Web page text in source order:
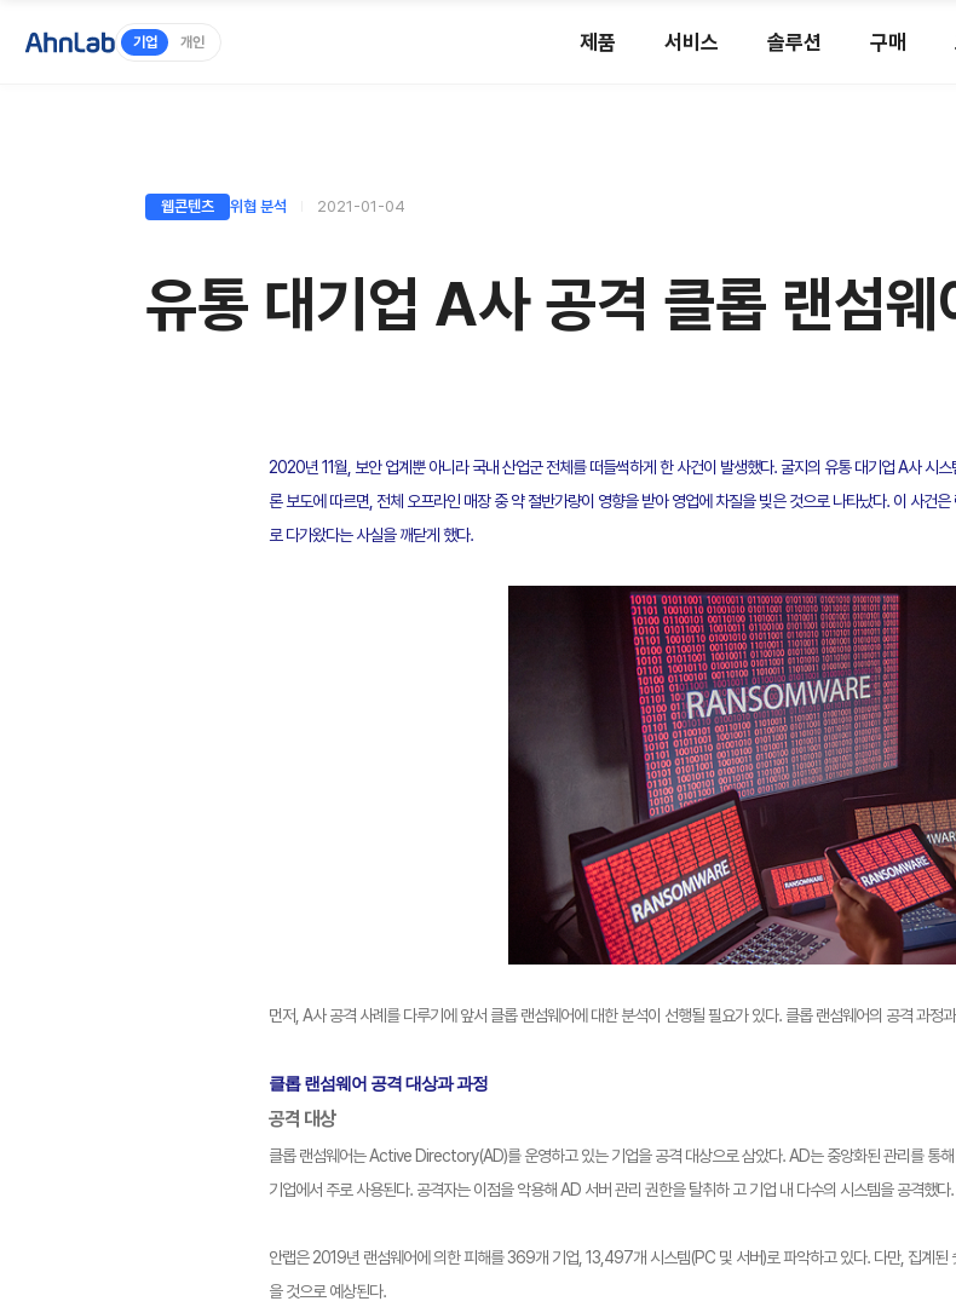
기업 개인 제품 서비스 솔루션 구매
웹콘텐츠 위협 분석 2021-01-04
유통 대기업 A사 공격 클롭 랜섬웨
2020년 11월, 보안 업계뿐 아니라 국내 산업군 전체를 떠들썩하게 한 사건이 발생했다. 굴지의 유통 대기업 A사 시
론 보도에 따르면, 전체 오프라인 매장 중 약 절반가량이 영향을 받아 영업에 차질을 빚은 것으로 나타났다. 이 사건
로 다가왔다는 사실을 깨닫게 했다.
먼저, A사 공격 사례를 다루기에 앞서 클롭 랜섬웨어에 대한 분석이 선행될 필요가 있다. 클롭 랜섬웨어의 공격 과
클롭 랜섬웨어 공격 대상과 과정
공격 대상
클롭 랜섬웨어는 Active Directory(AD)를 운영하고 있는 기업을 공격 대상으로 삼았다. AD는 중앙화된 관리를 통
기업에서 주로 사용된다. 공격자는 이점을 악용해 AD 서버 관리 권한을 탈취하 고 기업 내 다수의 시스템을 공격했다.
안랩은 2019년 랜섬웨어에 의한 피해를 369개 기업, 13,497개 시스템(PC 및 서버)로 파악하고 있다. 다만, 집계
을 것으로 예상된다.